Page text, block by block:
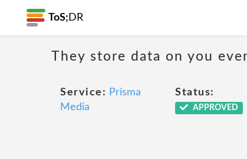
ToS; DR
They store data on you
Service: Prisma
Media
Status:
APPROVED